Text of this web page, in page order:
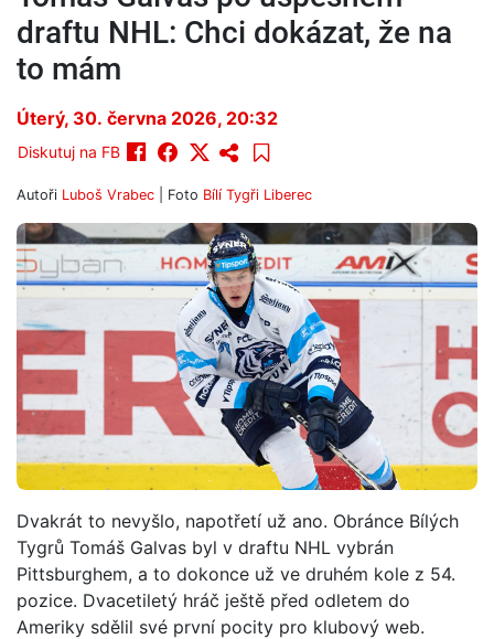
draftu NHL: Chci dokázat, že na
to mám
Úterý, 30. června 2026, 20:32
Diskutuj na FB
Autoři Luboš Vrabec | Foto Bílí Tygři Liberec
Dvakrát to nevyšlo, napotřetí už ano. Obránce Bílých
Tygrů Tomáš Galvas byl v draftu NHL vybrán
Pittsburghem, a to dokonce už ve druhém kole z 54.
pozice. Dvacetiletý hráč ještě před odletem do
Ameriky sdělil své první pocity pro klubový web.